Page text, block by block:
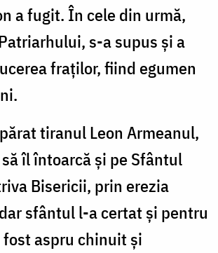
a fugit. În cele din urmă,
s-a supus și a
fraților, fiind egumen
tiranul Leon Armeanul,
îl întoarcă și pe Sfântul
Bisericii, prin erezia
sfântul l-a certat și pentru
aspru chinuit și